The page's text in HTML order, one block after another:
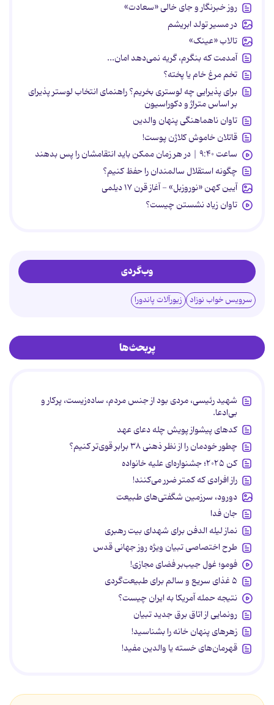
روز خبرنگار و جای خالی «سعادت»
در مسیر تولد ابریشم
تالاب «عینک»
آمدمت که بنگرم، گریه نمی‌دهد امان...
تخم مرغ خام یا پخته؟
برای پذیرایی چه لوستری بخریم؟ راهنمای انتخاب لوستر پذیرای
بر اساس متراژ و دکوراسیون
تاوان ناهماهنگی پنهان والدین
قاتلان خاموش کلاژن پوست!
ساعت ۹:۴۰ | در هر زمان ممکن باید انتقامشان را پس بدهند
چگونه استقلال سالمندان را حفظ کنیم؟
آیین کهن «نوروزبل» - آغاز قرن ۱۷ دیلمی
تاوان زیاد نشستن چیست؟
وب‌گردی
سرویس خواب نوزاد زیورآلات پاندورا
پربحث‌ها
شهید رئیسی، مردی بود از جنس مردم، ساده‌زیست، پرکار و
بی‌ادعا.
کدهای پیشواز پویش چله دعای عهد
چطور خودمان را از نظر ذهنی ۳۸ برابر قوی‌تر کنیم؟
کن ۲۰۲۵؛ جشنواره‌ای علیه خانواده
راز افرادی که کمتر ضرر می‌کنند!
دورود، سرزمین شگفتی‌های طبیعت
جان فدا
نماز لیله الدفن برای شهدای بیت رهبری
طرح اختصاصی تبیان ویژه روز جهانی قدس
فومو؛ غول جیب‌بر فضای مجازی!
۵ غذای سریع و سالم برای طبیعت‌گردی
نتیجه حمله آمریکا به ایران چیست؟
رونمایی از اتاق برق جدید تبیان
زهرهای پنهان خانه را بشناسید!
قهرمان‌های خسته یا والدین مفید!